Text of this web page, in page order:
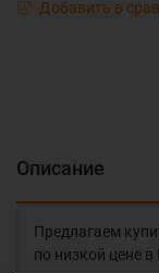
Добавить в
Описание
Предлагаем
по низкой цене